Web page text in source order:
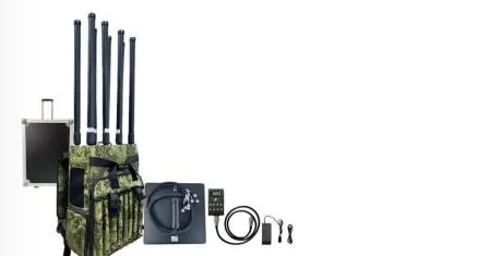
Dronien leviäminen on luonut uusia haavoittuvuuksia
kriittisessä ilmailuinfrastruktuurissa, mikä edellyttää